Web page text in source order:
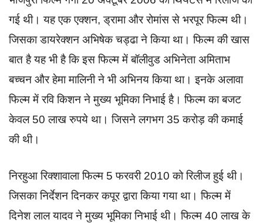
गई थी। यह एक एक्शन, ड्रामा और रोमांस से भरपूर फिल्म थी।
जिसका डायरेक्शन अभिषेक चड्ढा ने किया था। फिल्म की खास
बात है यह भी है कि इस फिल्म में बॉलीवुड अभिनेता अमिताभ
बच्चन और हेमा मालिनी ने भी अभिनय किया था। इनके अलावा
फिल्म में रवि किशन ने मुख्य भूमिका निभाई है। फिल्म का बजट
केवल 50 लाख रुपये था। जिसने लगभग 35 करोड़ की कमाई
की थी।
निरहुआ रिक्शावाला फिल्म 5 फरवरी 2010 को रिलीज हुई थी।
जिसका निर्देशन दिनकर कपूर द्वारा किया गया था। फिल्म में
दिनेश लाल यादव ने मुख्य भूमिका निभाई थी। फिल्म 40 लाख के